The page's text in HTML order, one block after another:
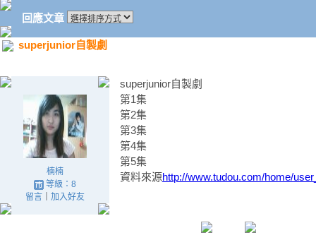
回應文章
superjunior自製劇
楠楠
等級：8
留言｜ 加入好友
superjunior自製劇
第1集
第2集
第3集
第4集
第5集
資料來源http://www.tudou.com/home/